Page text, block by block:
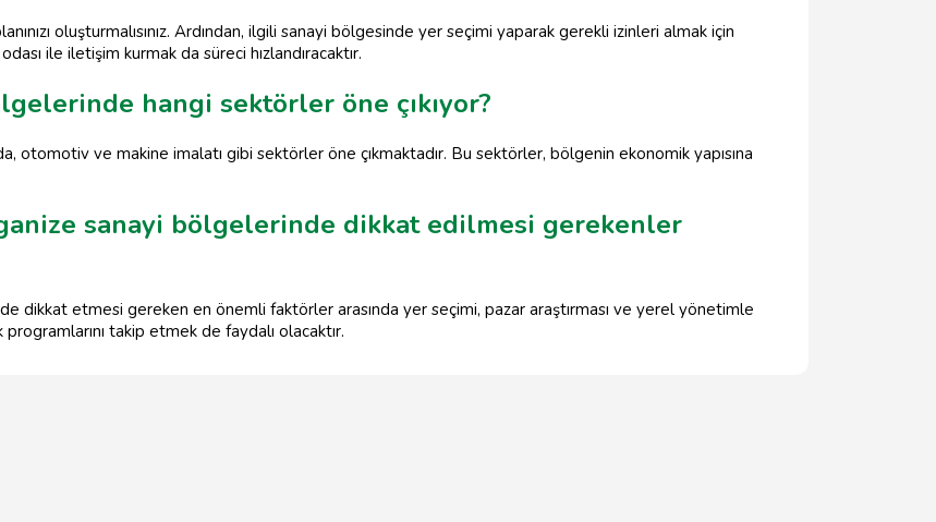
oluşturmalısınız. Ardından, ilgili sanayi bölgesinde yer seçimi yaparak gerekli izinleri almak için
ile iletişim kurmak da süreci hızlandıracaktır.
hangi sektörler öne çıkıyor?
otomotiv ve makine imalatı gibi sektörler öne çıkmaktadır. Bu sektörler, bölgenin ekonomik yapısına
sanayi bölgelerinde dikkat edilmesi gerekenler
dikkat etmesi gereken en önemli faktörler arasında yer seçimi, pazar araştırması ve yerel yönetimle
takip etmek de faydalı olacaktır.